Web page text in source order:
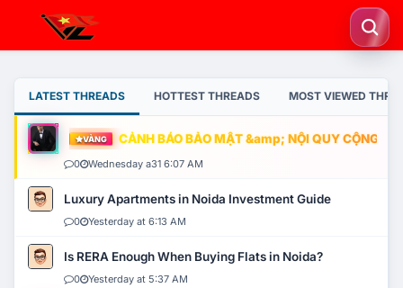
LATEST THREADS HOTTEST THREADS MOST VIEWED
VÀNG CẢNH BÁO BẢO MẬT &amp; NỘI QUY CỘNG
0 Wednesday a31 6:07 AM
Luxury Apartments in Noida Investment Guide
0 Yesterday at 6:13 AM
Is RERA Enough When Buying Flats in Noida?
0 Yesterday at 5:37 AM